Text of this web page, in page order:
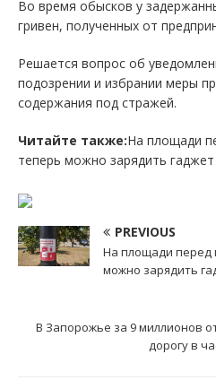
Во время обысков у
гривен, полученных от
Решается вопрос об
подозрении и избрании меры
содержания под стражей.
Читайте также:На площади
теперь можно зарядить
PREVIOUS
На площади перед
можно зарядить
В Запорожье за 9 миллионов
дорогу в